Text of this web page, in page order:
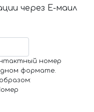
через Е-маил
номер
формате.